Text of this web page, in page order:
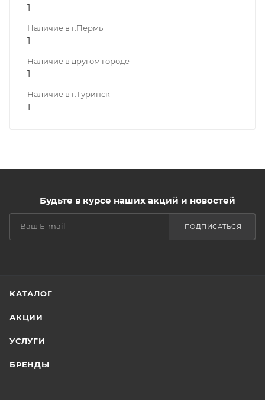
1
Наличие в г.Пермь
1
Наличие в другом городе
1
Наличие в г.Туринск
1
Будьте в курсе наших акций и новостей
ПОДПИСАТЬСЯ
КАТАЛОГ
АКЦИИ
УСЛУГИ
БРЕНДЫ